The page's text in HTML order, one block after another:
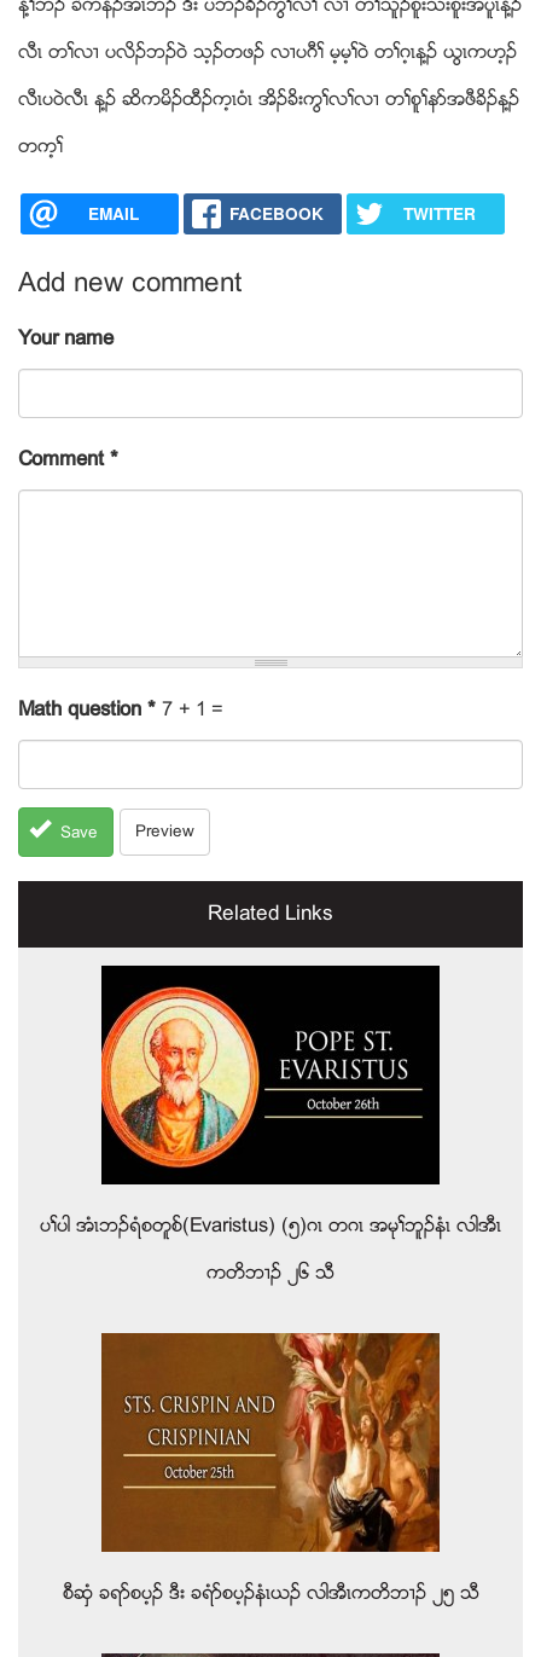
လီၚ တႈလ႕ ပလိဥဘဥ၀ဲ သ့ဥတဖဥ လ႕ပဂီႈ မ့မ့ႈ၀ဲ တႈဂ့ၚန႔ဥ ဎြၚကဟ့ဥ
လီၚပ၀ဲလီၚ န႔ဥ ဆိကမိဥထီဥက့ၚ၀ံၚ အိဥခိးကြႈလႈလ႕ တႈစူႈနဏအဖီခိဥန႔ဥ
တက့ႈ
EMAIL FACEBOOK TWITTER
Add new comment
Your name
Comment*
Math question * 7 + 1 =
Save Preview
Related Links
ပႈပါ အံၚဘဥရံစတူစ္(Evaristus) (၅)ဂၚ တဂၚ အမုႈဘူဥနံၚ လါအီၚ
ကတိဘ႕ဥ ၂၆ သီ
စီဆွံ ခရဏစပ့ဥ ဒီး ခရံဏစပ့ဥနံၚဎဥ လါအီၚကတိဘ႕ဥ ၂၅ သီ